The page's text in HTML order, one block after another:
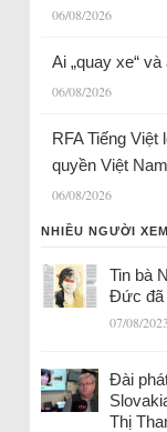
06/08/2026
Ai „quay xe“
06/08/2026
RFA Tiếng Việt
quyền Việt Nam
06/08/2026
NHIỀU NGƯỜI XEM
Tin bà
Đức đã
07/08/2023
Đài
Thị